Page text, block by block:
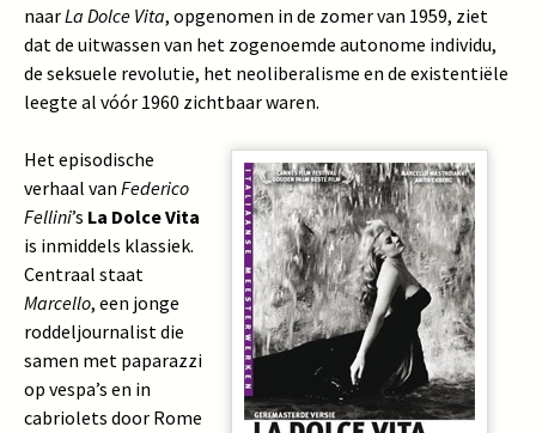
naarLa Dolce Vita, opgenomen in de zomer van 1959, ziet
dat de uitwassen van het zogenoemde autonome individu,
de seksuele revolutie, het neoliberalisme en de existentiële
leegte al vóór 1960 zichtbaar waren.
Het episodische
verhaal van Federico
Fellini’s La Dolce Vita
is inmiddels klassiek.
Centraal staat
Marcello, een jonge
roddeljournalist die
samen met paparazzi
op vespa’s en in
cabriolets door Rome